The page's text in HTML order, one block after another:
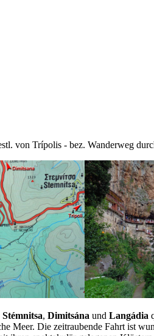
von Trípolis - bez. Wanderweg
Stémnitsa, Dimitsána und Langádia
Meer. Die zeitraubende Fahrt ist